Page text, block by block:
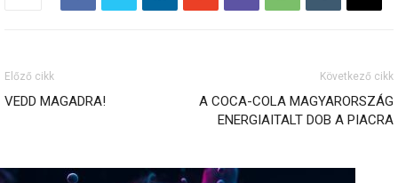
Előző cikk
VEDD MAGADRA!
Következő cikk
A COCA-COLA MAGYARORSZÁG
ENERGIAITALT DOB A PIACRA